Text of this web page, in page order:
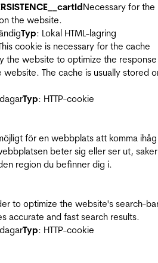
Necessary for the
the website.
Typ: Lokal HTML-lagring
cookie is necessary for the cache
the website to optimize the
The cache is usually stored
Typ: HTTP-cookie
för en webbplats att komma ihåg
beter sig eller ser ut,
region du befinner dig i.
to optimize the website's search-
accurate and fast search results.
Typ: HTTP-cookie